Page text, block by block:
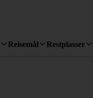
Reisemål Restplasser